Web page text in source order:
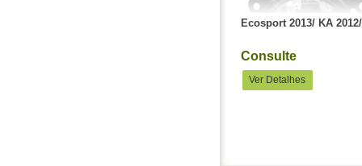
Ecosport 2013/ KA 2012/
Consulte
Ver Detalhes